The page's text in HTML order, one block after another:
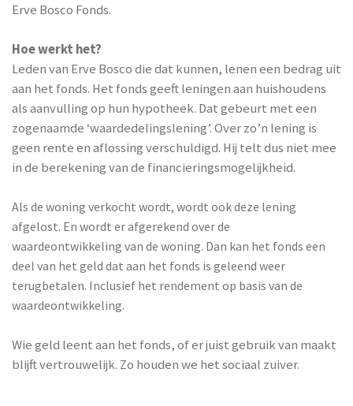
Erve Bosco Fonds.
Hoe werkt het?
Leden van Erve Bosco die dat kunnen, lenen een bedrag uit
aan het fonds. Het fonds geeft leningen aan huishoudens
als aanvulling op hun hypotheek. Dat gebeurt met een
zogenaamde ‘waardedelingslening’. Over zo’n lening is
geen rente en aflossing verschuldigd. Hij telt dus niet mee
in de berekening van de financieringsmogelijkheid.
Als de woning verkocht wordt, wordt ook deze lening
afgelost. En wordt er afgerekend over de
waardeontwikkeling van de woning. Dan kan het fonds een
deel van het geld dat aan het fonds is geleend weer
terugbetalen. Inclusief het rendement op basis van de
waardeontwikkeling.
Wie geld leent aan het fonds, of er juist gebruik van maakt
blijft vertrouwelijk. Zo houden we het sociaal zuiver.